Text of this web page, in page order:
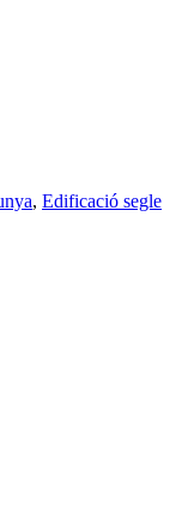
, Edificació segle